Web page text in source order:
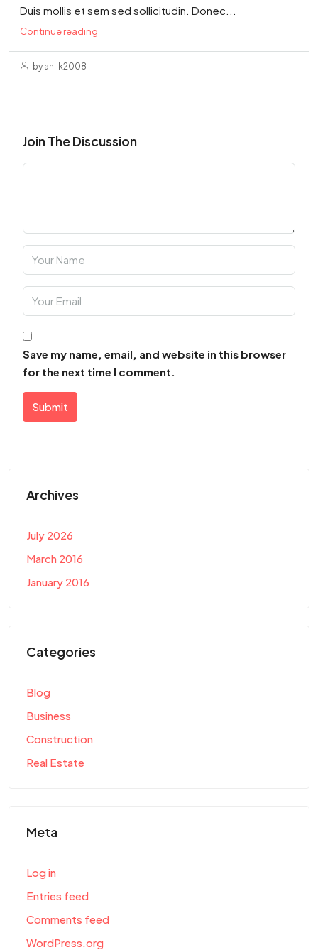
Duis mollis et sem sed sollicitudin. Donec...
Continue reading
by anilk2008
Join The Discussion
Save my name, email, and website in this browser
for the next time I comment.
Submit
Archives
July 2026
March 2016
January 2016
Categories
Blog
Business
Construction
Real Estate
Meta
Log in
Entries feed
Comments feed
WordPress.org